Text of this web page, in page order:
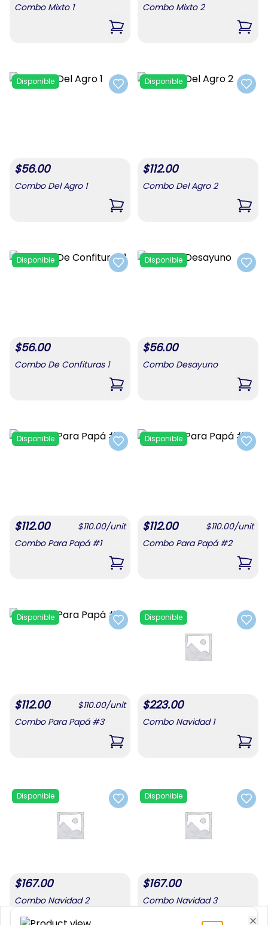
Combo Mixto 1
,Combo Mixto 1
Combo Mixto 2
,
Add to favorites
Disponible
$56.00
Combo Del Agro 1
,Combo Del Agro 1
Add
Disponible
$112.00
Combo Del Agro 2
,
Add to favorites
Disponible
$56.00
Combo De Confituras 1
,Combo De Confituras 1
Add
Disponible
$56.00
Combo Desayuno
,
Add to favorites
Disponible
$112.00 $110.00/unit
Combo Para Papá #1
,Combo Para Papá #1
Add
Disponible
$112.00 $110.00/unit
Combo Para Papá #2
,
Add to favorites
Disponible
$112.00 $110.00/unit
Combo Para Papá #3
,Combo Para Papá #3
Add
Disponible
$223.00
Combo Navidad 1
,
Add to favorites
Disponible
$167.00
Combo Navidad 2
Add
Disponible
$167.00
Combo Navidad 3